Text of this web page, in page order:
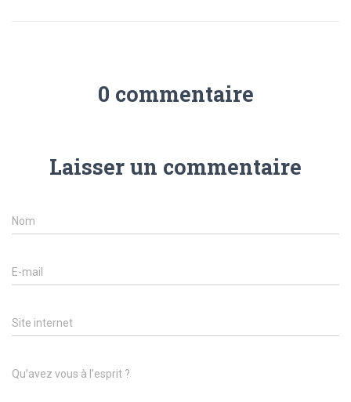
0 commentaire
Laisser un commentaire
Nom
E-mail
Site internet
Qu’avez vous à l’esprit ?